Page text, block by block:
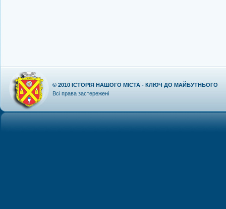
© 2010 ІСТОРІЯ НАШОГО МІСТА - КЛЮЧ ДО МАЙБУТНЬОГО
Всі права застережені